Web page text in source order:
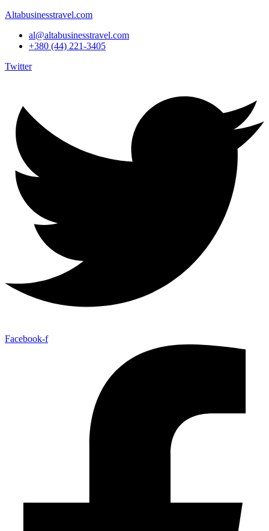
Altabusinesstravel.com
al@altabusinesstravel.com
+380 (44) 221-3405
Twitter
Facebook-f